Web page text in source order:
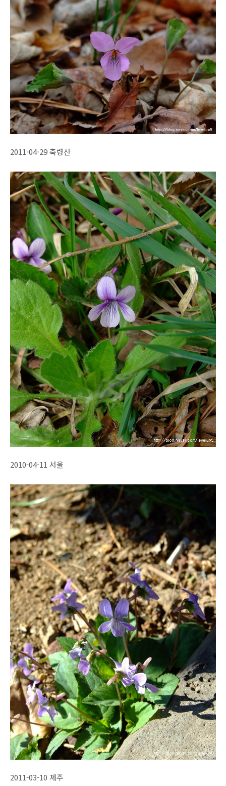
2011-04-29 축령산
2010-04-11 서울
2011-03-10 제주